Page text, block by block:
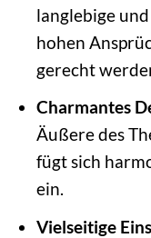
langlebige
hohen
gerecht
Charmantes
Äußere des
fügt sich
ein.
Vielseitige